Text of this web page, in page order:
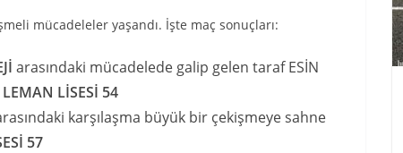
mücadeleler yaşandı. İşte maç sonuçları:
arasındaki mücadelede galip gelen taraf ESİN
LİSESİ 54
karşılaşma büyük bir çekişmeye sahne
57